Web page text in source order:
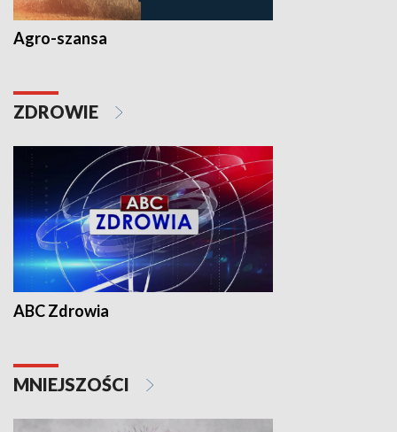
Agro-szansa
ZDROWIE
ABC Zdrowia
MNIEJSZOŚCI